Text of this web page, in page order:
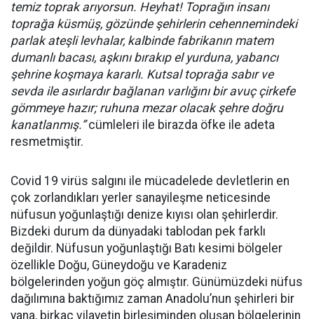
temiz toprak arıyorsun. Heyhat! Toprağın insanı
toprağa küsmüş, gözünde şehirlerin cehennemindeki
parlak ateşli levhalar, kalbinde fabrikanın matem
dumanlı bacası, aşkını bırakıp el yurduna, yabancı
şehrine koşmaya kararlı. Kutsal toprağa sabır ve
sevda ile asırlardır bağlanan varlığını bir avuç çirkefe
gömmeye hazır; ruhuna mezar olacak şehre doğru
kanatlanmış.”cümleleri ile birazda öfke ile adeta
resmetmiştir.
Covid 19 virüs salgını ile mücadelede devletlerin en
çok zorlandıkları yerler sanayileşme neticesinde
nüfusun yoğunlaştığı denize kıyısı olan şehirlerdir.
Bizdeki durum da dünyadaki tablodan pek farklı
değildir. Nüfusun yoğunlaştığı Batı kesimi bölgeler
özellikle Doğu, Güneydoğu ve Karadeniz
bölgelerinden yoğun göç almıştır. Günümüzdeki nüfus
dağılımına baktığımız zaman Anadolu’nun şehirleri bir
yana, birkaç vilayetin birleşiminden oluşan bölgelerinin